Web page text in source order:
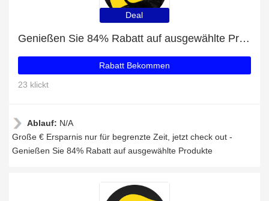
Deal
Genießen Sie 84% Rabatt auf ausgewählte Produkte
Rabatt Bekommen
23 klickt
Ablauf: N/A
Große € Ersparnis nur für begrenzte Zeit, jetzt check out -
Genießen Sie 84% Rabatt auf ausgewählte Produkte